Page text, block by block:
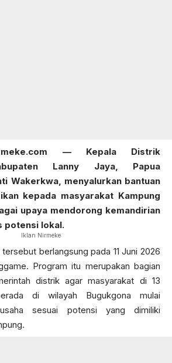
— Kepala Distrik
Lanny Jaya, Papua
Wakerkwa, menyalurkan bantuan
kepada masyarakat Kampung
upaya mendorong kemandirian
potensi lokal.
Iklan Nirmeke
berlangsung pada 11 Juni 2026
Program itu merupakan bagian
distrik agar masyarakat di 13
di wilayah Bugukgona mulai
usaha sesuai potensi yang dimiliki